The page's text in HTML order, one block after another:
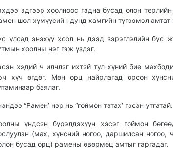
эдгээр хоолноос гадна бусад олон
шөл хүмүүсийн дунд хамгийн түгээмэл
улсад энэхүү хоол нь дээд зэрэглэлийн бус
хоолны нэг гэж үздэг.
хэдий ч илчлэг ихтэй тул хүний бие
хүч өгдөг. Мөн орц найрлагад орсон
баялаг.
“Рамен’ нэр нь “гоймон татах’ гэсэн утгатай.
үндсэн бүрэлдэхүүн хэсэг гоймон
(мах, хүнсний ногоо, даршилсан ногоо,
бусад орц) рамены өвөрмөц амтыг гаргадаг.